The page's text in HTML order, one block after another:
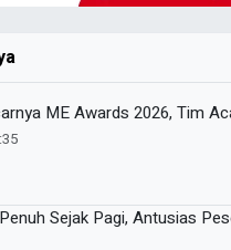
ME Awards 2026, Tim
Sejak Pagi, Antusias